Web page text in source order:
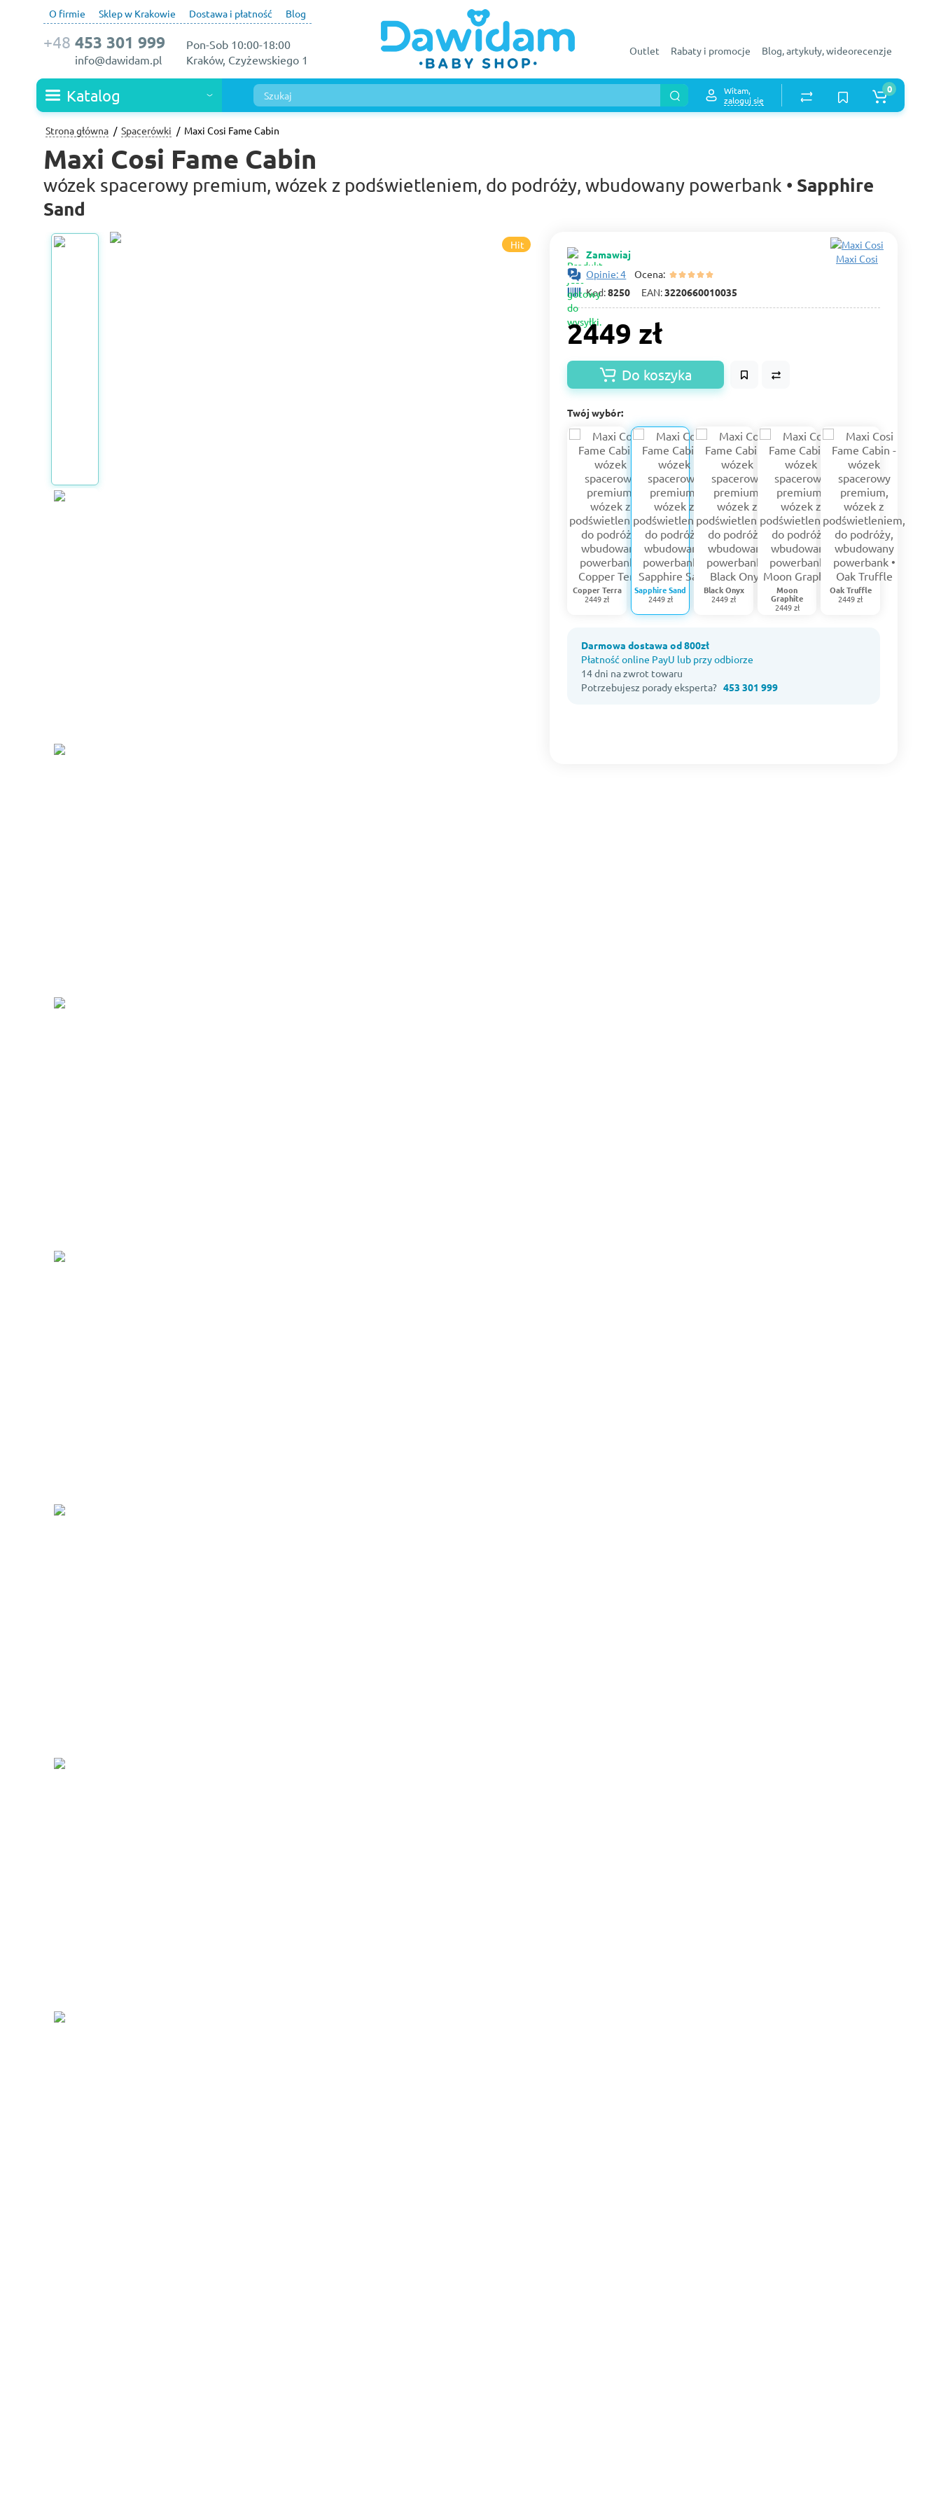
O firmie Sklep w Krakowie Dostawa i płatność Blog
Pon-Sob 10:00-18:00
Kraków, Czyżewskiego 1
+48 453 301 999
info@dawidam.pl
Outlet Rabaty i promocje Blog, artykuły, wideorecenzje
Katalog
Witam,
zaloguj się
0
Strona główna Spacerówki Maxi Cosi Fame Cabin
Maxi Cosi Fame Cabin
wózek spacerowy premium, wózek z podświetleniem, do podróży, wbudowany powerbank • Sapphire
Sand
Hit
Zamawiaj
Opinie: 4 Ocena:
Kod:8250 EAN:3220660010035
Maxi Cosi
2449 zł
Do koszyka
Twój wybór:
Copper Terra
2449 zł
Sapphire Sand
2449 zł
Black Onyx
2449 zł
Moon
Graphite
2449 zł
Oak Truffle
2449 zł
Darmowa dostawa od 800zł
Płatność online PayU lub przy odbiorze
14 dni na zwrot towaru
Potrzebujesz porady eksperta?453 301 999